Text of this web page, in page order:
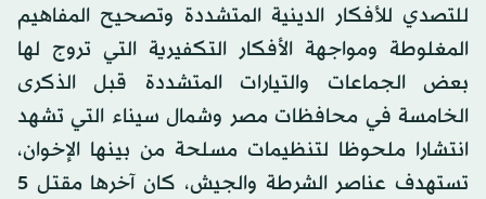
للتصدي للأفكار الدينية المتشددة وتصحيح المفاهيم
المغلوطة ومواجهة الأفكار التكفيرية التي تروج لها
بعض الجماعات والتيارات المتشددة قبل الذكرى
الخامسة في محافظات مصر وشمال سيناء التي تشهد
انتشارا ملحوظا لتنظيمات مسلحة من بينها الإخوان،
تستهدف عناصر الشرطة والجيش، كان آخرها مقتل 5